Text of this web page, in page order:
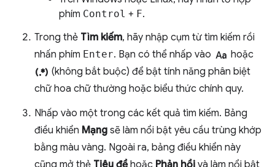
phím Control + F.
Trong thẻ Tìm kiếm, hãy nhập cụm từ tìm kiếm rồi
nhấn phím Enter. Bạn có thể nhấp vào match_case hoặc
regular_expression (không bắt buộc) để bật tính năng phân biệt
chữ hoa chữ thường hoặc biểu thức chính quy.
Nhấp vào một trong các kết quả tìm kiếm. Bảng
điều khiển Mạng sẽ làm nổi bật yêu cầu trùng khớp
bằng màu vàng. Ngoài ra, bảng điều khiển này
cũng mở thẻ Tiêu đềhoặc Phản hồi và làm nổi bật